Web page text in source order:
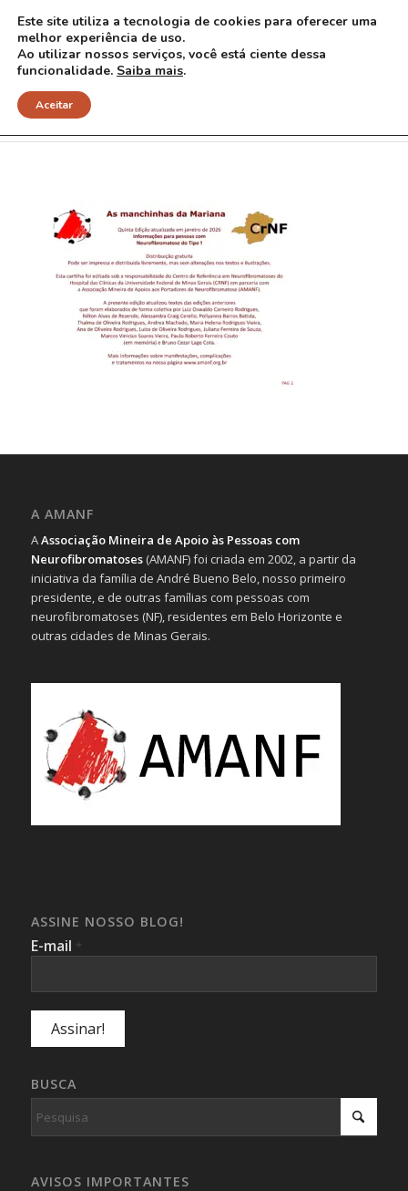
Pag 2 final
A AMANF
AAssociação Mineira de Apoio às Pessoas com
Neurofibromatoses(AMANF) foi criada em 2002, a partir da
iniciativa da família de André Bueno Belo, nosso primeiro
presidente, e de outras famílias com pessoas com
neurofibromatoses (NF), residentes em Belo Horizonte e
outras cidades de Minas Gerais.
ASSINE NOSSO BLOG!
E-mail *
BUSCA
AVISOS IMPORTANTES
Este site utiliza a tecnologia de cookies para oferecer uma
melhor experiência de uso.
Ao utilizar nossos serviços, você está ciente dessa
funcionalidade. Saiba mais.
Aceitar